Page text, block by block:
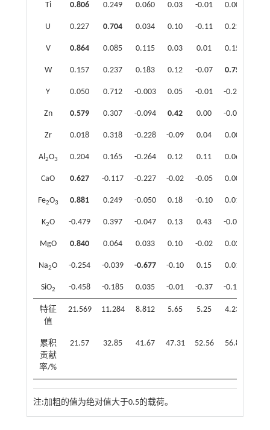
Ti 0.806 0.249 0.060 0.03 -0.01 0.009
U 0.227 0.704 0.034 0.10 -0.11 0.217
V 0.864 0.085 0.115 0.03 0.01 0.150
W 0.157 0.237 0.183 0.12 -0.07 0.752
Y 0.050 0.712 -0.003 0.05 -0.01 -0.232
Zn 0.579 0.307 -0.094 0.42 0.00 -0.016
Zr 0.018 0.318 -0.228 -0.09 0.04 0.003
Al2O3 0.204 0.165 -0.264 0.12 0.11 0.069
CaO 0.627 -0.117 -0.227 -0.02 -0.05 0.000
Fe2O3 0.881 0.249 -0.050 0.18 -0.10 0.011
K2O -0.479 0.397 -0.047 0.13 0.43 -0.012
MgO 0.840 0.064 0.033 0.10 -0.02 0.020
Na2O -0.254 -0.039 -0.677 -0.10 0.15 0.013
SiO2 -0.458 -0.185 0.035 -0.01 -0.37 -0.117
特征
值
21.569 11.284 8.812 5.65 5.25 4.236
累积
贡献
率/%
21.57 32.85 41.67 47.31 52.56 56.80
注:加粗的值为绝对值大于0.5的载荷。